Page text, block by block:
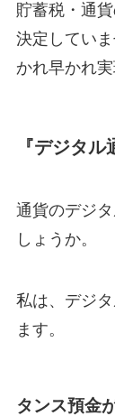
貯蓄税・通
決定してい
かれ早かれ
『デジタル
通貨のデジ
しょうか。
私は、デジ
ます。
タンス預金